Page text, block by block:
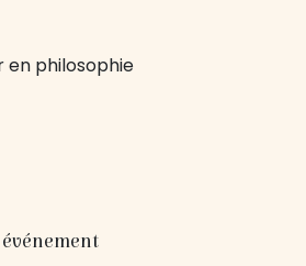
en philosophie